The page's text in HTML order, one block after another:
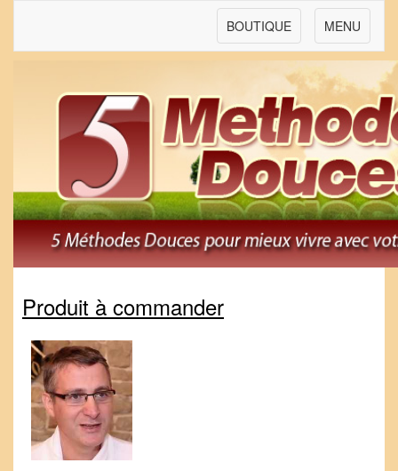
MENU
BOUTIQUE
Produit à commander